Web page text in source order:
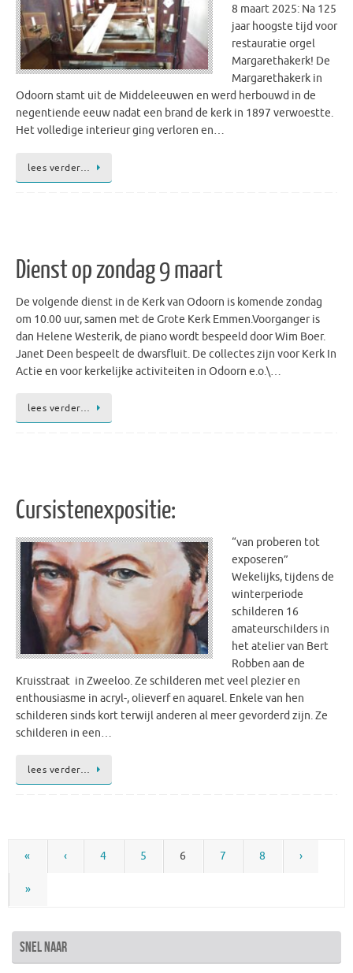
8 maart 2025: Na 125
jaar hoogste tijd voor
restauratie orgel
Margarethakerk! De
Margarethakerk in
Odoorn stamt uit de Middeleeuwen en werd herbouwd in de
negentiende eeuw nadat een brand de kerk in 1897 verwoestte.
Het volledige interieur ging verloren en…
lees verder…
Dienst op zondag 9 maart
De volgende dienst in de Kerk van Odoorn is komende zondag
om 10.00 uur, samen met de Grote Kerk Emmen.Voorganger is
dan Helene Westerik, de piano wordt bespeeld door Wim Boer.
Janet Deen bespeelt de dwarsfluit. De collectes zijn voor Kerk In
Actie en voor kerkelijke activiteiten in Odoorn e.o.\…
lees verder…
Cursistenexpositie:
“van proberen tot
exposeren”
Wekelijks, tijdens de
winterperiode
schilderen 16
amateurschilders in
het atelier van Bert
Robben aan de
Kruisstraat in Zweeloo. Ze schilderen met veel plezier en
enthousiasme in acryl-, olieverf en aquarel. Enkele van hen
schilderen sinds kort terwijl anderen al meer gevorderd zijn. Ze
schilderen in een…
lees verder…
« ‹ 4 5 6 7 8 ›
»
snel naar